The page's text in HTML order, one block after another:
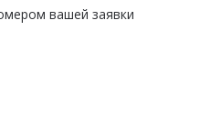
вашей заявки